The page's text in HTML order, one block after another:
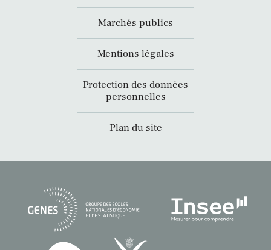
Marchés publics
Mentions légales
Protection des données
personnelles
Plan du site